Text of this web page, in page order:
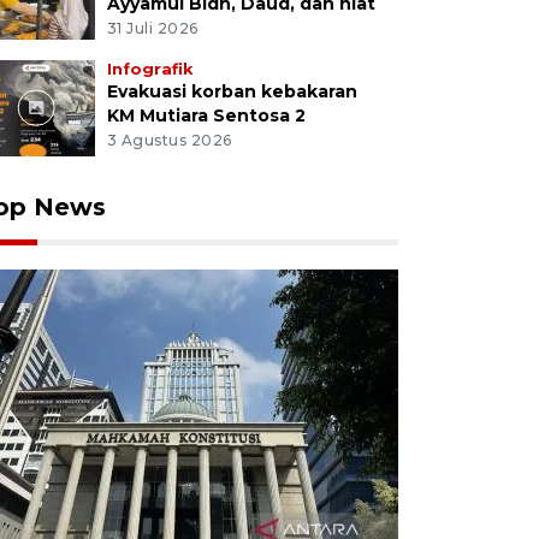
31 Juli 2026
Infografik
Evakuasi korban kebakaran
KM Mutiara Sentosa 2
3 Agustus 2026
News